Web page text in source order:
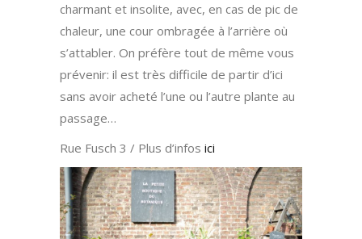
charmant et insolite, avec, en cas de pic de
chaleur, une cour ombragée à l’arrière où
s’attabler. On préfère tout de même vous
prévenir: il est très difficile de partir d’ici
sans avoir acheté l’une ou l’autre plante au
passage…
Rue Fusch 3 / Plus d’infos ici